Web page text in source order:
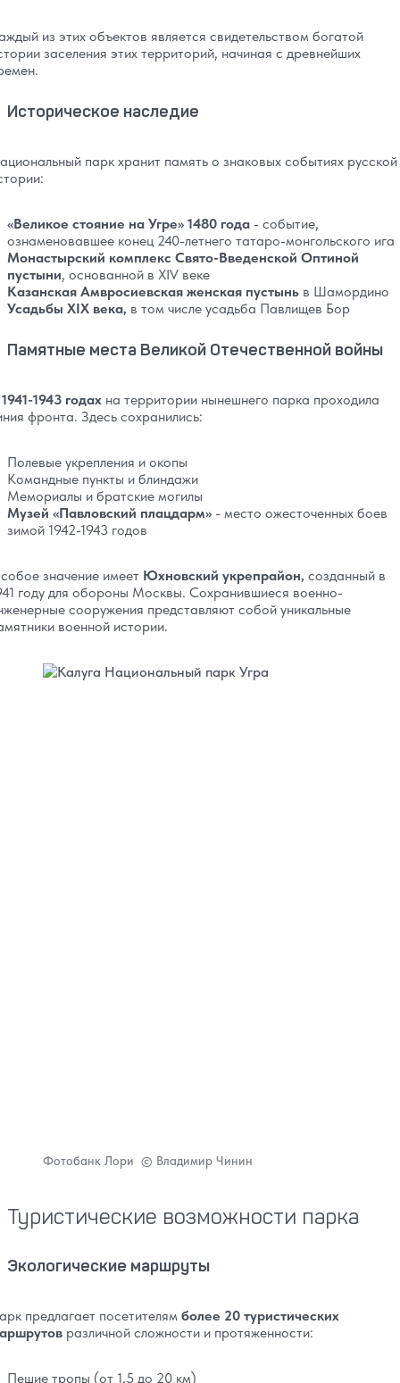
из этих объектов является свидетельством богатой
заселения этих территорий, начиная с древнейших
Историческое наследие
парк хранит память о знаковых событиях русской
«Великое стояние на Угре» 1480 года - событие,
ознаменовавшее конец 240-летнего татаро-монгольского ига
Монастырский комплекс Свято-Введенской Оптиной
пустыни, основанной в XIV веке
Казанская Амвросиевская женская пустынь в Шамордино
Усадьбы XIX века, в том числе усадьба Павлищев Бор
Памятные места Великой Отечественной войны
1943 годах на территории нынешнего парка проходила
фронта. Здесь сохранились:
Полевые укрепления и окопы
Командные пункты и блиндажи
Мемориалы и братские могилы
Музей «Павловский плацдарм» - место ожесточенных боев
зимой 1942-1943 годов
значение имеет Юхновский укрепрайон, созданный в
году для обороны Москвы. Сохранившиеся военно-
сооружения представляют собой уникальные
военной истории.
Фотобанк Лори © Владимир Чинин
Туристические возможности парка
Экологические маршруты
предлагает посетителям более 20 туристических
различной сложности и протяженности:
Пешие тропы (от 1,5 до 20 км)